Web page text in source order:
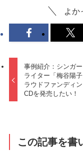
よか
事例紹介：シンガ
ライター「梅谷陽
ラウドファンディ
CDを発売したい！
この記事を書